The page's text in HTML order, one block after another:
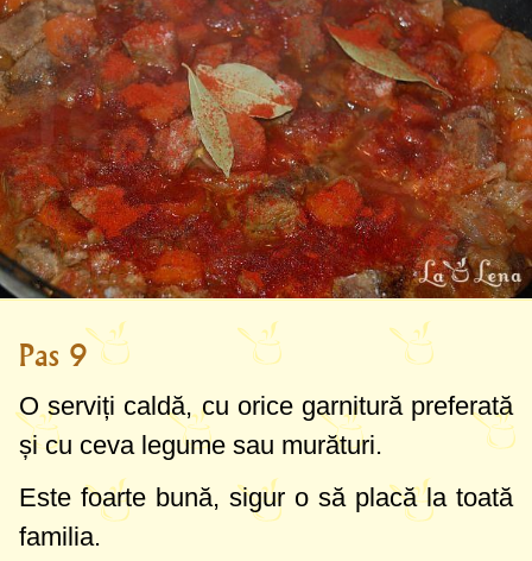
Pas 9
O serviți caldă, cu orice garnitură preferată
și cu ceva legume sau murături.
Este foarte bună, sigur o să placă la toată
familia.